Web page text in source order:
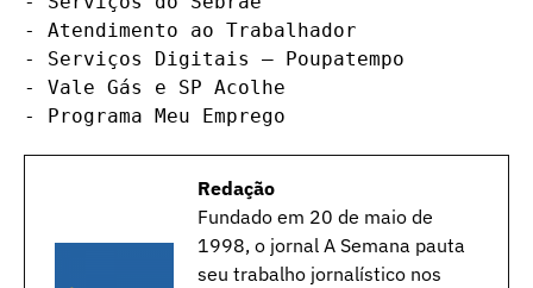
- Atendimento ao Trabalhador
- Serviços Digitais – Poupatempo
- Vale Gás e SP Acolhe
- Programa Meu Emprego
Redação
Fundado em 20 de maio de
1998, o jornal A Semana pauta
seu trabalho jornalístico nos